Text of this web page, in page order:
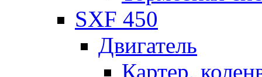
SXF 450
Двигатель
Картер,